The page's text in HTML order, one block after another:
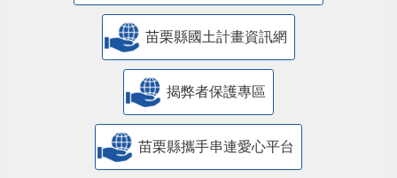
苗栗縣國土計畫資訊網
揭弊者保護專區
苗栗縣攜手串連愛心平台